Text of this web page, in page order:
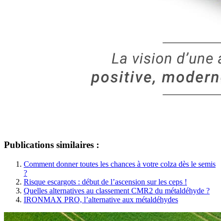
Publications similaires :
Comment donner toutes les chances à votre colza dès le semis
?
Risque escargots : début de l’ascension sur les ceps !
Quelles alternatives au classement CMR2 du métaldéhyde ?
IRONMAX PRO, l’alternative aux métaldéhydes